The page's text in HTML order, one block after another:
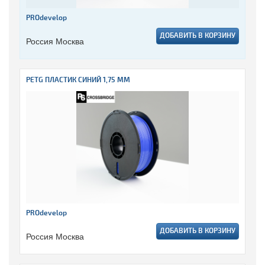
PROdevelop
Россия Москва ДОБАВИТЬ В КОРЗИНУ
PETG ПЛАСТИК СИНИЙ 1,75 ММ
PROdevelop
Россия Москва ДОБАВИТЬ В КОРЗИНУ